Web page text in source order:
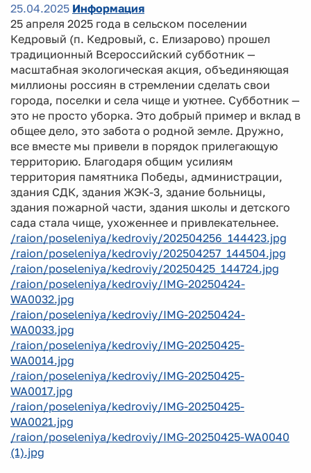
25.04.2025 Информация
25 апреля 2025 года в сельском поселении
Кедровый (п. Кедровый, с. Елизарово) прошел
традиционный Всероссийский субботник —
масштабная экологическая акция, объединяющая
миллионы россиян в стремлении сделать свои
города, поселки и села чище и уютнее. Субботник —
это не просто уборка. Это добрый пример и вклад в
общее дело, это забота о родной земле. Дружно,
все вместе мы привели в порядок прилегающую
территорию. Благодаря общим усилиям
территория памятника Победы, администрации,
здания СДК, здания ЖЭК-3, здание больницы,
здания пожарной части, здания школы и детского
сада стала чище, ухоженнее и привлекательнее.
/raion/poseleniya/kedroviy/202504256_144423.jpg
/raion/poseleniya/kedroviy/202504257_144504.jpg
/raion/poseleniya/kedroviy/20250425_144724.jpg
/raion/poseleniya/kedroviy/IMG-20250424-
WA0032.jpg
/raion/poseleniya/kedroviy/IMG-20250424-
WA0033.jpg
/raion/poseleniya/kedroviy/IMG-20250425-
WA0014.jpg
/raion/poseleniya/kedroviy/IMG-20250425-
WA0017.jpg
/raion/poseleniya/kedroviy/IMG-20250425-
WA0021.jpg
/raion/poseleniya/kedroviy/IMG-20250425-WA0040
(1).jpg